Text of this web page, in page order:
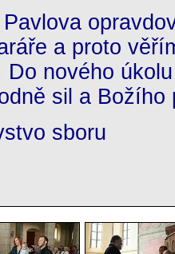
a proto
Do nového
sil a Božího
sboru